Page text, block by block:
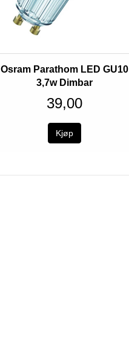
Osram Parathom LED GU10
3,7w Dimbar
39,00